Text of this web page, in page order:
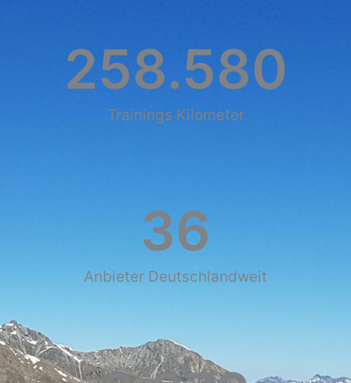
Trainings Kilometer
258.580
Anbieter Deutschlandweit
36